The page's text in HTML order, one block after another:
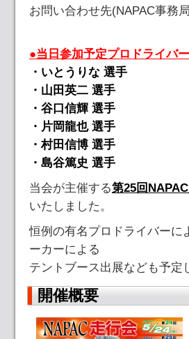
お問い合わせ先(NAPAC事務
●当日参加予定プロドライバ
・いとうりな 選手
・山田英二 選手
・谷口信輝 選手
・片岡龍也 選手
・村田信博 選手
・島谷篤史 選手
当会が主催する第25回
いたしました。
恒例の有名プロドライバーに
ーカーによる
テントブース出展なども予定
開催概要